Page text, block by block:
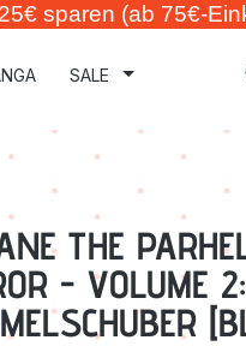
sparen (ab 75€-
SALE
THE
- VOLUME